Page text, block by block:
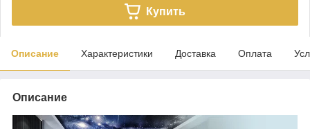
Купить
Описание Характеристики Доставка Оплата
Описание